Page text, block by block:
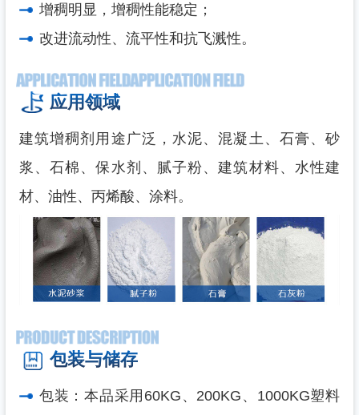
增稠明显，增稠性能稳定；
改进流动性、流平性和抗飞溅性。
应用领域
建筑增稠剂用途广泛，水泥、混凝土、石膏、砂
浆、石棉、保水剂、腻子粉、建筑材料、水性建
材、油性、丙烯酸、涂料。
包装与储存
包装：本品采用60KG、200KG、1000KG塑料